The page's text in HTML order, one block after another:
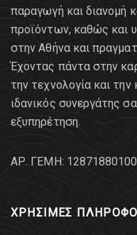
παραγωγή και διανομή
προϊόντων, καθώς και
στην Αθήνα και
Έχοντας πάντα στην
την τεχνολογία και
ιδανικός συνεργάτης
εξυπηρέτηση.
AΡ. ΓΕΜΗ:
ΧΡΗΣΙΜΕΣ